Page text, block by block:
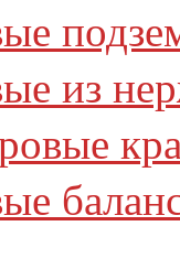
из